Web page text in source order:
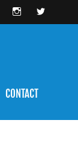
CONTACT